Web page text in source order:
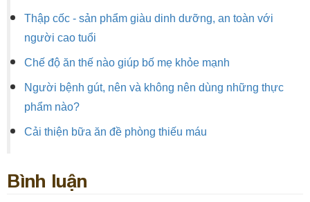
Thập cốc - sản phẩm giàu dinh dưỡng, an toàn với
người cao tuổi
Chế độ ăn thế nào giúp bố mẹ khỏe mạnh
Người bệnh gút, nên và không nên dùng những thực
phẩm nào?
Cải thiện bữa ăn đề phòng thiếu máu
Bình luận